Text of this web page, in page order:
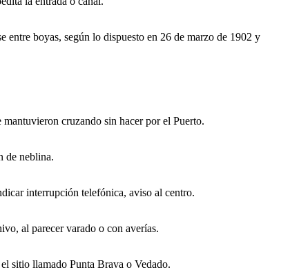
entre boyas, según lo dispuesto en 26 de marzo de 1902 y
cruzando sin hacer por el Puerto.
de neblina.
interrupción telefónica, aviso al centro.
al parecer varado o con averías.
sitio llamado Punta Brava o Vedado.